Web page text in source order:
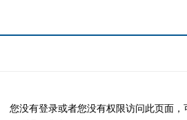
您没有登录或者您没有权限访问此页面